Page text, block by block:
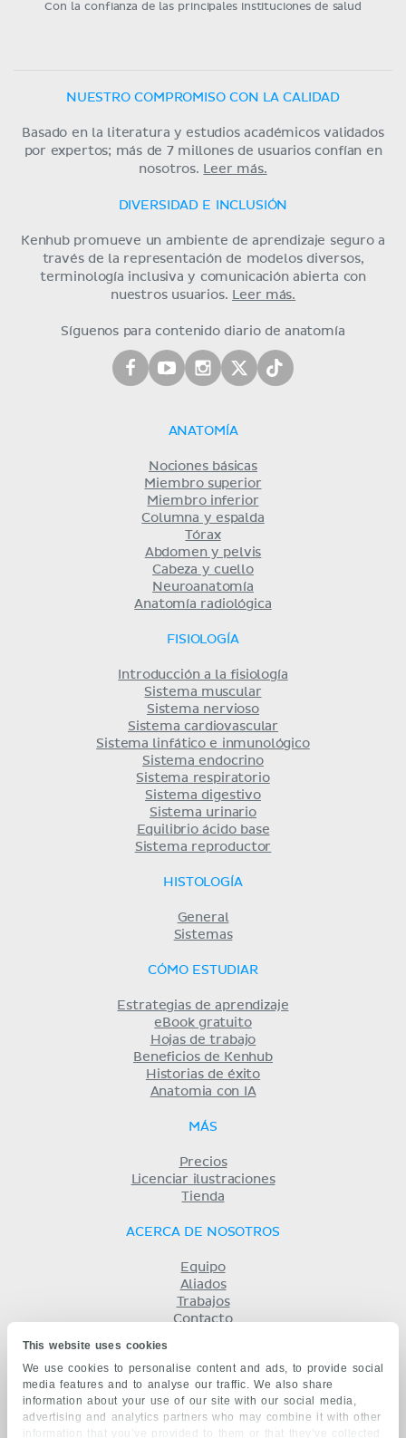
This website uses cookies
We use cookies to personalise content and ads, to provide social
media features and to analyse our traffic. We also share
information about your use of our site with our social media,
advertising and analytics partners who may combine it with other
information that you’ve provided to them or that they’ve collected
Con la confianza de las principales instituciones de salud
NUESTRO COMPROMISO CON LA CALIDAD
Basado en la literatura y estudios académicos validados
por expertos; más de 7 millones de usuarios confían en
nosotros.
Leer más.
DIVERSIDAD E INCLUSIÓN
Kenhub promueve un ambiente de aprendizaje seguro a
través de la representación de modelos diversos,
terminología inclusiva y comunicación abierta con
nuestros usuarios.
Leer más.
Síguenos para contenido diario de anatomía
ANATOMÍA
Nociones básicas
Miembro superior
Miembro inferior
Columna y espalda
Tórax
Abdomen y pelvis
Cabeza y cuello
Neuroanatomía
Anatomía radiológica
FISIOLOGÍA
Introducción a la fisiología
Sistema muscular
Sistema nervioso
Sistema cardiovascular
Sistema linfático e inmunológico
Sistema endocrino
Sistema respiratorio
Sistema digestivo
Sistema urinario
Equilibrio ácido base
Sistema reproductor
HISTOLOGÍA
General
Sistemas
CÓMO ESTUDIAR
Estrategias de aprendizaje
eBook gratuito
Hojas de trabajo
Beneficios de Kenhub
Historias de éxito
Anatomia con IA
MÁS
Precios
Licenciar ilustraciones
Tienda
ACERCA DE NOSOTROS
Equipo
Aliados
Trabajos
Contacto
Términos y condiciones
Privacidad
KENHUB EN...
English